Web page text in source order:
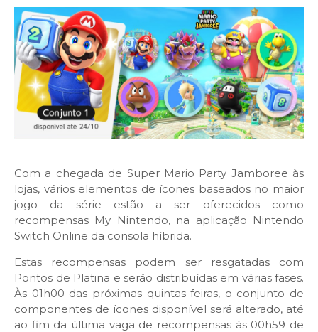
Com a chegada de Super Mario Party Jamboree às
lojas, vários elementos de ícones baseados no maior
jogo da série estão a ser oferecidos como
recompensas My Nintendo, na aplicação Nintendo
Switch Online da consola híbrida.
Estas recompensas podem ser resgatadas com
Pontos de Platina e serão distribuídas em várias fases.
Às 01h00 das próximas quintas-feiras, o conjunto de
componentes de ícones disponível será alterado, até
ao fim da última vaga de recompensas às 00h59 de